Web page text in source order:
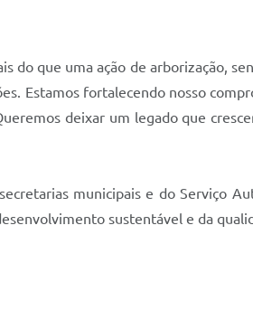
do que uma ação de arborização,
Estamos fortalecendo nosso
deixar um legado que
municipais e do Serviço
sustentável e da